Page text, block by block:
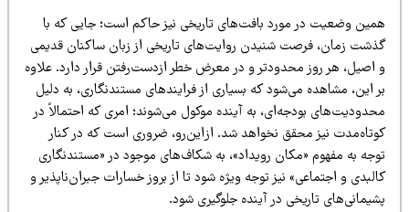
وضعیت در مورد بافت‌های تاریخی نیز حاکم است؛ جایی که با
زمان، فرصت شنیدن روایت‌های تاریخی از زبان ساکنان قدیمی
اصیل، هر روز محدودتر و در معرض خطر ازدست‌رفتن قرار دارد. علاوه
این، مشاهده می‌شود که بسیاری از فرایندهای مستندنگاری، به دلیل
بودجه‌ای، به آینده موکول می‌شوند؛ امری که احتمالاً در
نیز محقق نخواهد شد. ازاین‌رو، ضروری است که در کنار
به مفهوم «مکان رویداد»، به شکاف‌های موجود در «مستندنگاری
و اجتماعی» نیز توجه ویژه شود تا از بروز خسارات جبران‌ناپذیر و
تاریخی در آینده جلوگیری شود.